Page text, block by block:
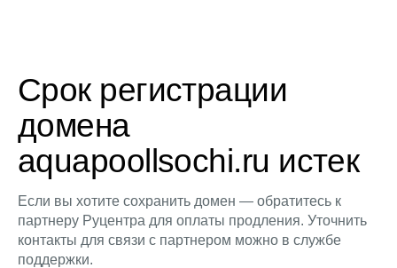
Срок регистрации
домена
aquapoollsochi.ru истек
Если вы хотите сохранить домен — обратитесь к
партнеру Руцентра для оплаты продления. Уточнить
контакты для связи с партнером можно в службе
поддержки.